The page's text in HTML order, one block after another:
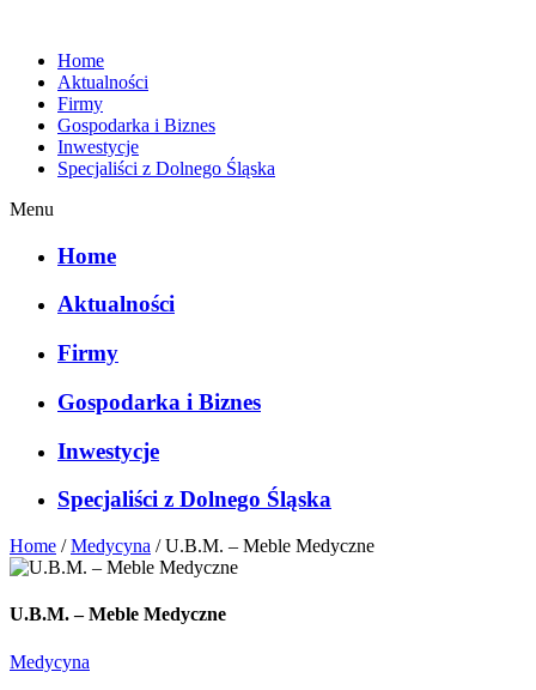
Home
Aktualności
Firmy
Gospodarka i Biznes
Inwestycje
Specjaliści z Dolnego Śląska
Menu
Home
Aktualności
Firmy
Gospodarka i Biznes
Inwestycje
Specjaliści z Dolnego Śląska
Home /Medycyna /U.B.M. – Meble Medyczne
U.B.M. – Meble Medyczne
Medycyna